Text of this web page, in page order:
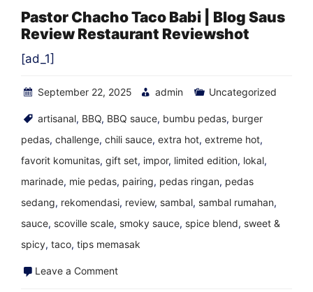
Blog
Restaurant
Reviewshot
Pastor Chacho Taco Babi | Blog Saus
Review Restaurant Reviewshot
[ad_1]
September 22, 2025 admin Uncategorized
artisanal, BBQ, BBQ sauce, bumbu pedas, burger
pedas, challenge, chili sauce, extra hot, extreme hot,
favorit komunitas, gift set, impor, limited edition, lokal,
marinade, mie pedas, pairing, pedas ringan, pedas
sedang, rekomendasi, review, sambal, sambal rumahan,
sauce, scoville scale, smoky sauce, spice blend, sweet &
spicy, taco, tips memasak
Leave a Commenton